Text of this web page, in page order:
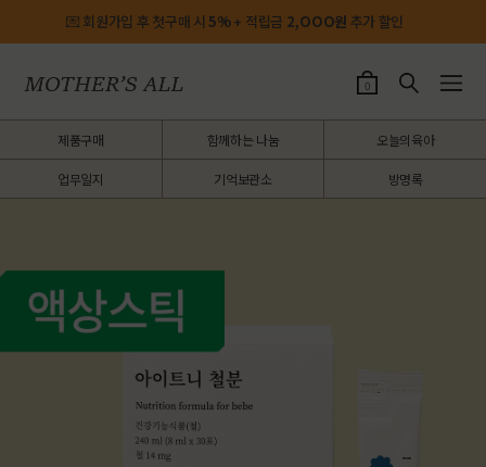
💌 회원가입 후 첫구매 시5%+ 적립금 2,OOO원 추가 할인
0
제품구매 함께하는 나눔 오늘의육아
업무일지 기억보관소 방명록